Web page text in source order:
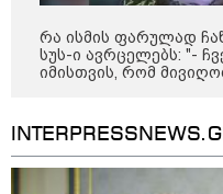
რა ისმის ფარულად
სუს-ი ავრცელებს: "-
იმისთვის, რომ